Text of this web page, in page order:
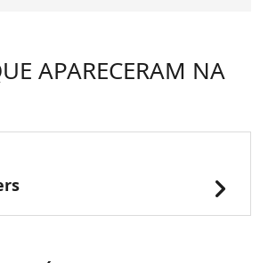
APARECERAM NA
chevron_right